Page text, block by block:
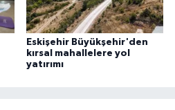
Eskişehir Büyükşehir'den
kırsal mahallelere yol
yatırımı